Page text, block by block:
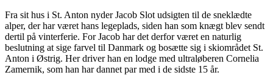
Fra sit hus i St. Anton nyder Jacob Slot udsigten til de sneklædte
alper, der har været hans legeplads, siden han som knægt blev sendt
dertil på vinterferie. For Jacob har det derfor været en naturlig
beslutning at sige farvel til Danmark og bosætte sig i skiområdet St.
Anton i Østrig. Her driver han en lodge med ultraløberen Cornelia
Zamernik, som han har dannet par med i de sidste 15 år.